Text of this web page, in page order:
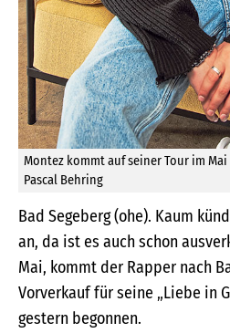
Montez kommt auf seiner Tour im
Pascal Behring
Bad Segeberg (ohe). Kaum
an, da ist es auch schon
Mai, kommt der Rapper nach
Vorverkauf für seine „Liebe in
gestern begonnen.